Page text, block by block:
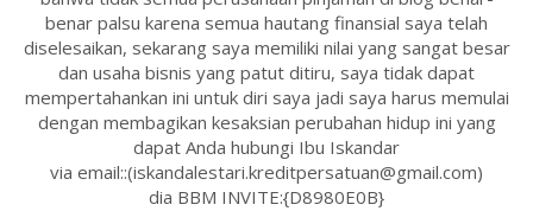
benar palsu karena semua hautang finansial saya telah
diselesaikan, sekarang saya memiliki nilai yang sangat besar
dan usaha bisnis yang patut ditiru, saya tidak dapat
mempertahankan ini untuk diri saya jadi saya harus memulai
dengan membagikan kesaksian perubahan hidup ini yang
dapat Anda hubungi Ibu Iskandar
via email::(iskandalestari.kreditpersatuan@gmail.com)
dia BBM INVITE:{D8980E0B}